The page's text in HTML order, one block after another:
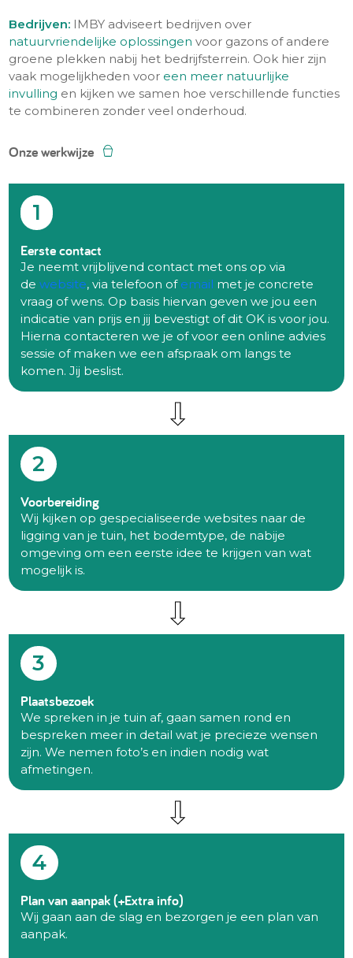
Bedrijven: IMBY adviseert bedrijven over
natuurvriendelijke oplossingen voor gazons of andere
groene plekken nabij het bedrijfsterrein. Ook hier zijn
vaak mogelijkheden voor een meer natuurlijke
invulling en kijken we samen hoe verschillende functies
te combineren zonder veel onderhoud.
Onze werkwijze
1
Eerste contact
Je neemt vrijblijvend contact met ons op via
dewebsite, via telefoon of email met je concrete
vraag of wens. Op basis hiervan geven we jou een
indicatie van prijs en jij bevestigt of dit OK is voor jou.
Hierna contacteren we je of voor een online advies
sessie of maken we een afspraak om langs te
komen. Jij beslist.
2
Voorbereiding
Wij kijken op gespecialiseerde websites naar de
ligging van je tuin, het bodemtype, de nabije
omgeving om een eerste idee te krijgen van wat
mogelijk is.
3
Plaatsbezoek
We spreken in je tuin af, gaan samen rond en
bespreken meer in detail wat je precieze wensen
zijn. We nemen foto’s en indien nodig wat
afmetingen.
4
Plan van aanpak (+Extra info)
Wij gaan aan de slag en bezorgen je een plan van
aanpak.